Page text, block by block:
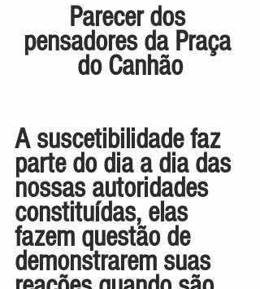
Parecer dos
pensadores da Praça
do Canhão
A suscetibilidade faz
parte do dia a dia das
nossas autoridades
constituídas, elas
fazem questão de
demonstrarem suas